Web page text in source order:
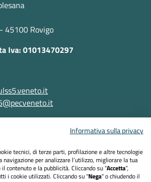
45100 Rovigo
Iva: 01013470297
Informativa sulla privacy
tecnici, di terze parti, profilazione e altre tecnologie
navigazione per analizzare l’utilizzo, migliorare la tua
contenuto e la pubblicità. Cliccando su “Accetta”,
i cookie utilizzati. Cliccando su "Nega" o chiudendo il